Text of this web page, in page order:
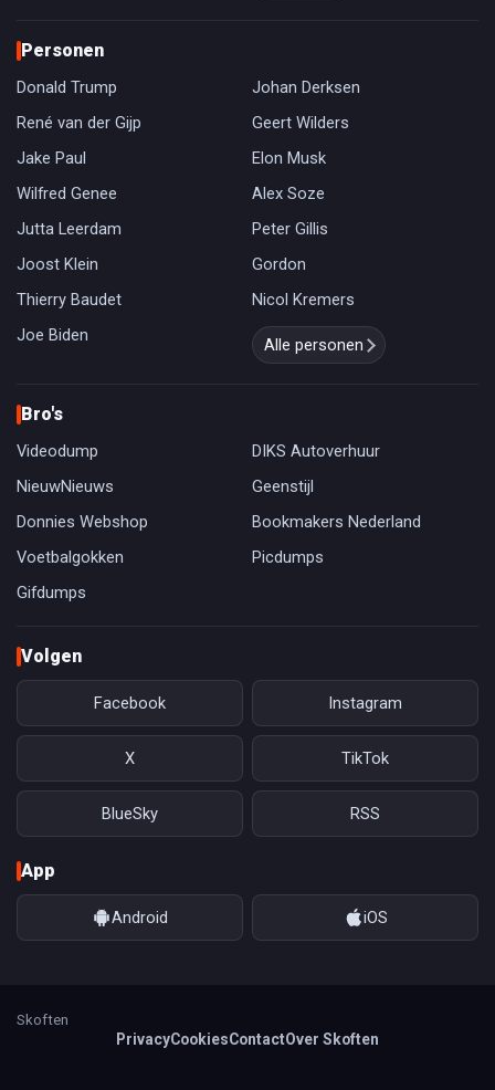
Personen
Donald Trump
Johan Derksen
René van der Gijp
Geert Wilders
Jake Paul
Elon Musk
Wilfred Genee
Alex Soze
Jutta Leerdam
Peter Gillis
Joost Klein
Gordon
Thierry Baudet
Nicol Kremers
Joe Biden
Alle personen
Bro's
Videodump
DIKS Autoverhuur
NieuwNieuws
Geenstijl
Donnies Webshop
Bookmakers Nederland
Voetbalgokken
Picdumps
Gifdumps
Volgen
Facebook Instagram
X TikTok
BlueSky RSS
App
Android iOS
Skoften
PrivacyCookiesContactOver Skoften